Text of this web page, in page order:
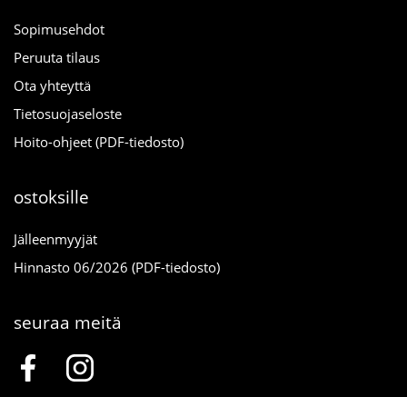
Sopimusehdot
Peruuta tilaus
Ota yhteyttä
Tietosuojaseloste
Hoito-ohjeet (PDF-tiedosto)
ostoksille
Jälleenmyyjät
Hinnasto 06/2026 (PDF-tiedosto)
seuraa meitä